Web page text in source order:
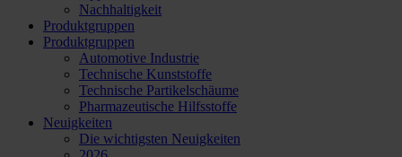
Nachhaltigkeit
Produktgruppen
Produktgruppen
Automotive Industrie
Technische Kunststoffe
Technische Partikelschäume
Pharmazeutische Hilfsstoffe
Neuigkeiten
Die wichtigsten Neuigkeiten